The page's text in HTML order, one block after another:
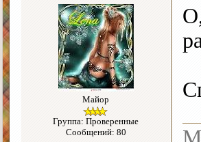
Майор
Группа: Проверенные
Сообщений: 80